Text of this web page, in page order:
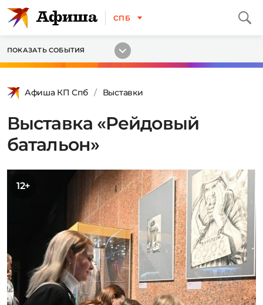
СПБ
ПОКАЗАТЬ СОБЫТИЯ
Афиша КП Спб Выставки
Выставка «Рейдовый
батальон»
12+